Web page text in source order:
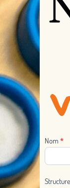
Nous
Nom *